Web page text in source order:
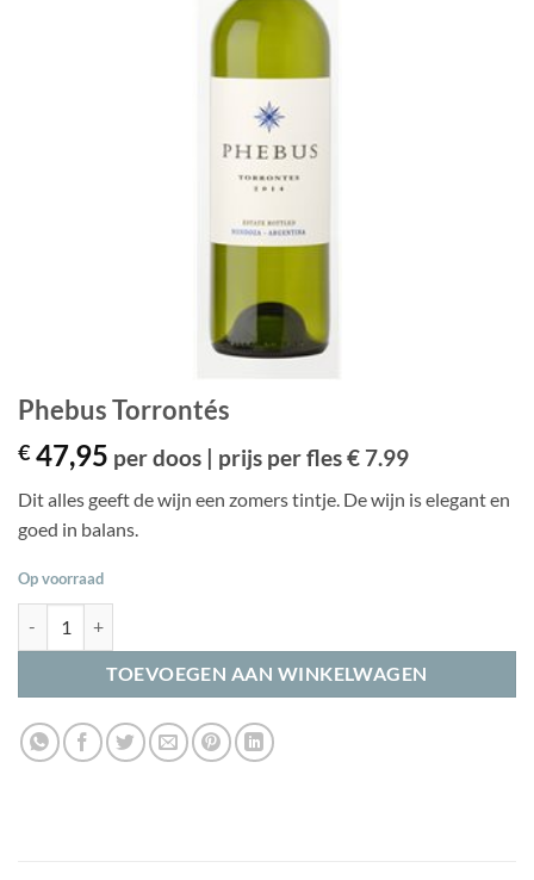
Phebus Torrontés
€ 47,95 per doos | prijs per fles € 7.99
Dit alles geeft de wijn een zomers tintje. De wijn is elegant en
goed in balans.
Op voorraad
TOEVOEGEN AAN WINKELWAGEN